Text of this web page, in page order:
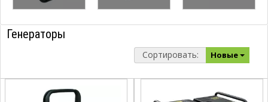
Генераторы
Сортировать: Новые